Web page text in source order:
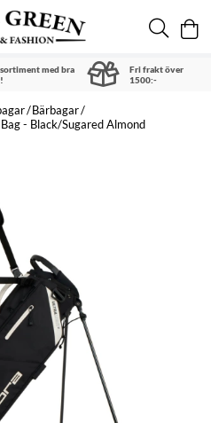
med bra
Fri frakt över
1500:-
Bärbagar
- Black/Sugared Almond